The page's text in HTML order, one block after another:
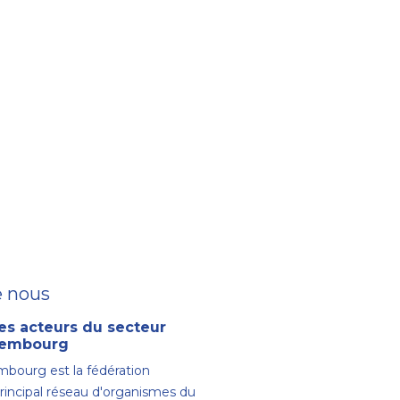
nous
acteurs du secteur
est la fédération
réseau d'organismes du